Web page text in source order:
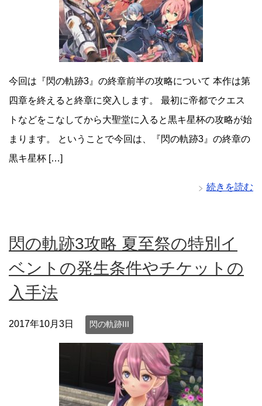
今回は『閃の軌跡3』の終章前半の攻略について 本作は第
四章を終えると終章に突入します。 最初に帝都でクエス
トなどをこなしてから大聖堂に入ると黒キ星杯の攻略が始
まります。 ということで今回は、『閃の軌跡3』の終章の
黒キ星杯 […]
続きを読む
閃の軌跡3攻略 夏至祭の特別イ
ベントの発生条件やチケットの
入手法
2017年10月3日 閃の軌跡III